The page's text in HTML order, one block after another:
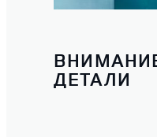
ДЕТАЛИ